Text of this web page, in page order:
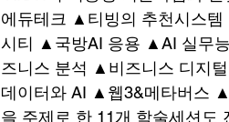
에듀테크 ▲티빙의 추천시스
시티 ▲국방AI 응용 ▲AI 실무
즈니스 분석 ▲비즈니스 디지
데이터와 AI ▲웹3&메타버스
을 주제로 한 11개 학술세션도